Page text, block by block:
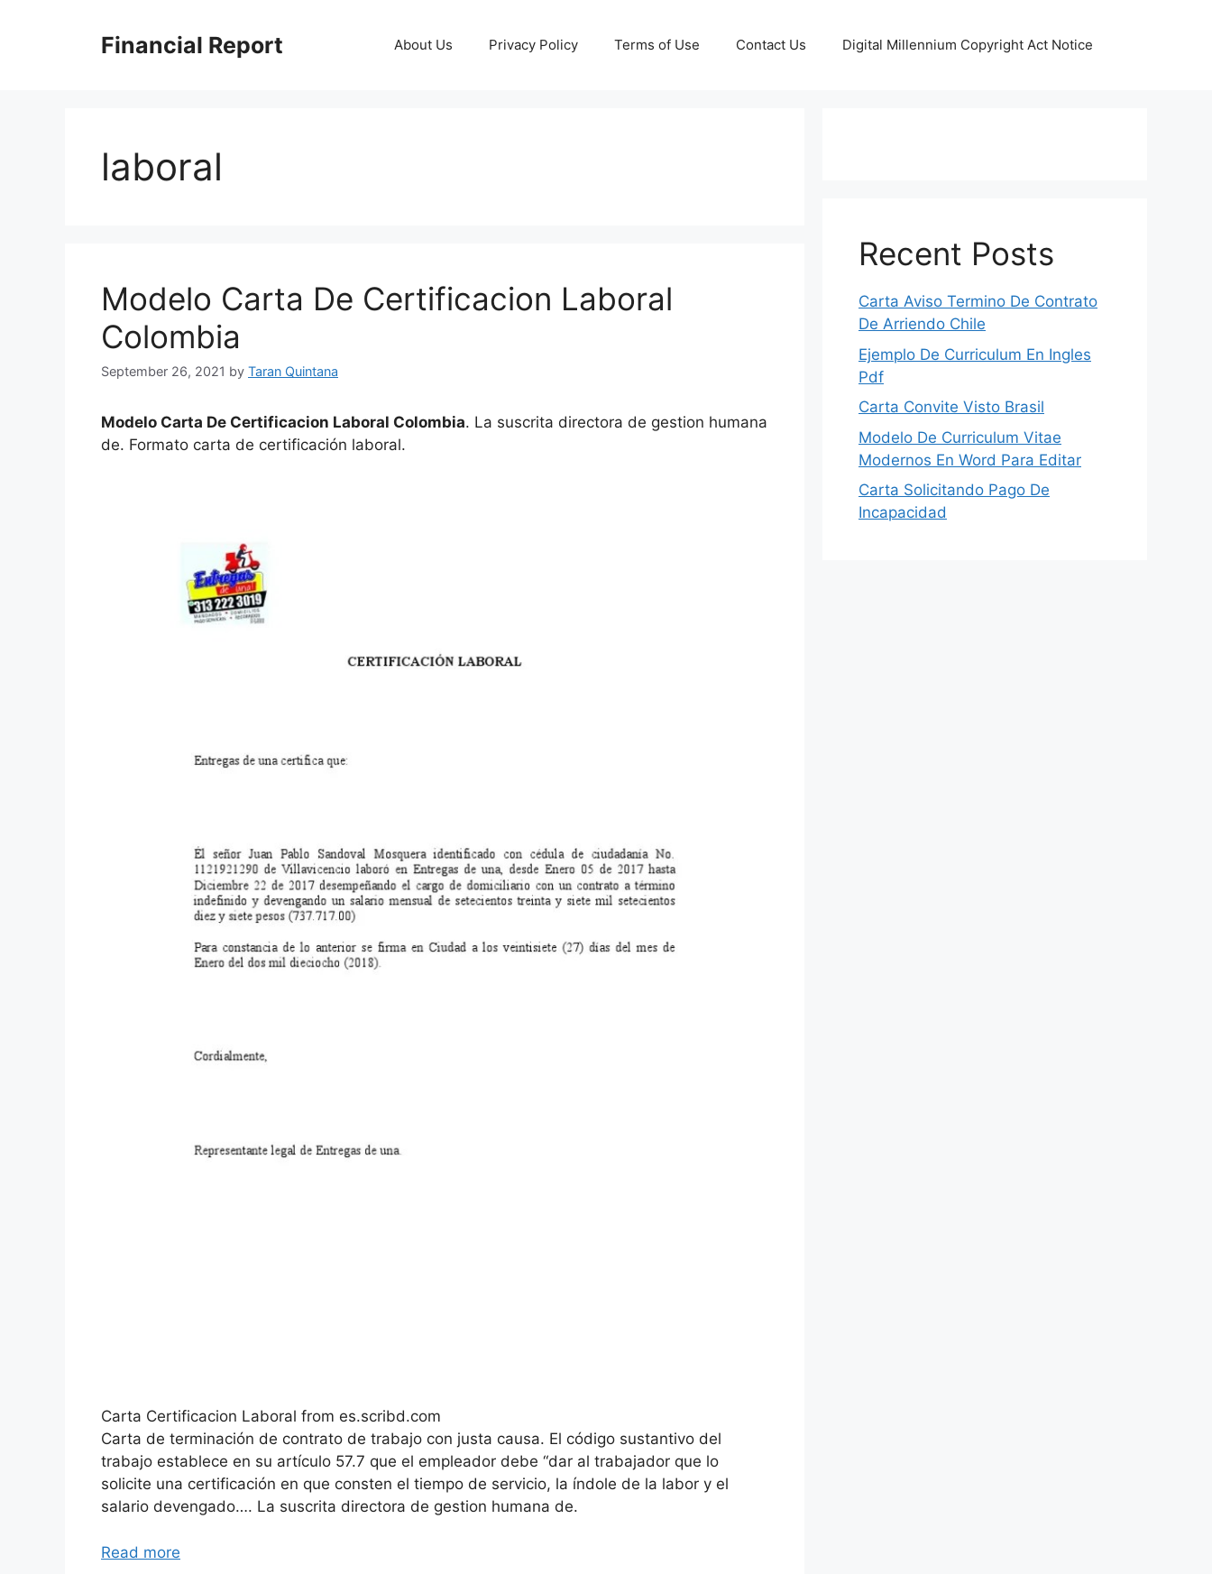
Financial Report About Us Privacy Policy Terms of Use Contact Us Digital Millennium Copyright Act Notice
laboral
Modelo Carta De Certificacion Laboral
Colombia
September 26, 2021 by Taran Quintana
Modelo Carta De Certificacion Laboral Colombia. La suscrita directora de gestion humana
de. Formato carta de certificación laboral.
Carta Certificacion Laboral from es.scribd.com
Carta de terminación de contrato de trabajo con justa causa. El código sustantivo del
trabajo establece en su artículo 57.7 que el empleador debe “dar al trabajador que lo
solicite una certificación en que consten el tiempo de servicio, la índole de la labor y el
salario devengado…. La suscrita directora de gestion humana de.
Read more
Recent Posts
Carta Aviso Termino De Contrato
De Arriendo Chile
Ejemplo De Curriculum En Ingles
Pdf
Carta Convite Visto Brasil
Modelo De Curriculum Vitae
Modernos En Word Para Editar
Carta Solicitando Pago De
Incapacidad